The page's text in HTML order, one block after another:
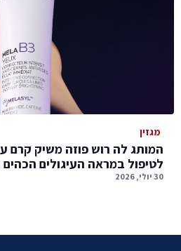
מגזין
המותג לה רוש פוזה משיק קרם
לטיפול במראה העיגולים
30 יולי, 2026